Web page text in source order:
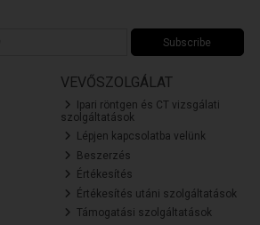
Subscribe
VEVŐSZOLGÁLAT
Ipari röntgen és CT vizsgálati
szolgáltatások
Lépjen kapcsolatba velünk
Beszerzés
Értékesítés
Értékesítés utáni szolgáltatások
Támogatási szolgáltatások